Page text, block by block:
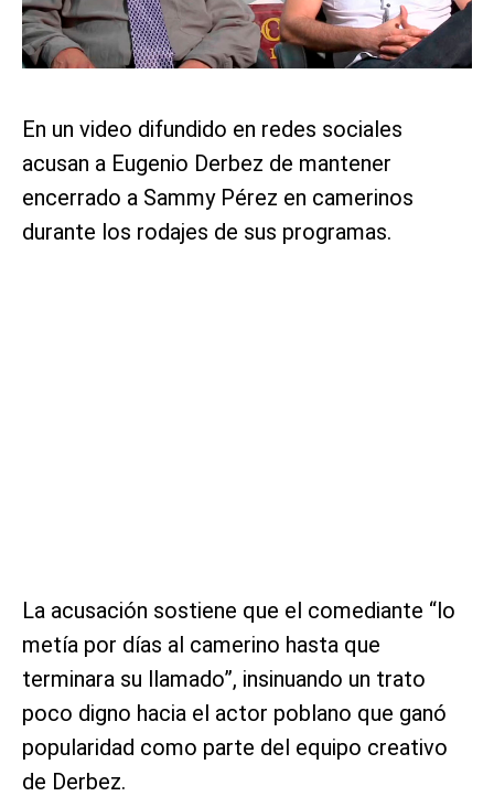
En un video difundido en redes sociales
acusan a Eugenio Derbez de mantener
encerrado a Sammy Pérez en camerinos
durante los rodajes de sus programas.
La acusación sostiene que el comediante “lo
metía por días al camerino hasta que
terminara su llamado”, insinuando un trato
poco digno hacia el actor poblano que ganó
popularidad como parte del equipo creativo
de Derbez.